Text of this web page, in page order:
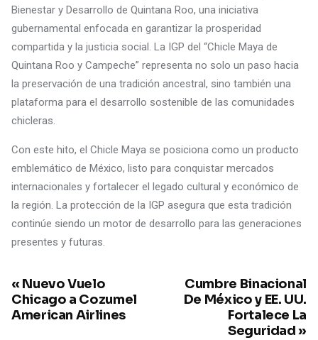
Bienestar y Desarrollo de Quintana Roo, una iniciativa
gubernamental enfocada en garantizar la prosperidad
compartida y la justicia social. La IGP del “Chicle Maya de
Quintana Roo y Campeche” representa no solo un paso hacia
la preservación de una tradición ancestral, sino también una
plataforma para el desarrollo sostenible de las comunidades
chicleras.
Con este hito, el Chicle Maya se posiciona como un producto
emblemático de México, listo para conquistar mercados
internacionales y fortalecer el legado cultural y económico de
la región. La protección de la IGP asegura que esta tradición
continúe siendo un motor de desarrollo para las generaciones
presentes y futuras.
Cumbre Binacional
De México y EE. UU.
Fortalece La
Seguridad »
« Nuevo Vuelo
Chicago a Cozumel
American Airlines